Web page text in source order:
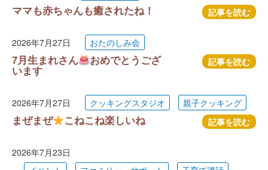
ママも赤ちゃんも癒されたね！ 記事を読む
2026年7月27日 おたのしみ会
7月生まれさん おめでとうござ
います
記事を読む
2026年7月27日 クッキングスタジオ 親子クッキング
まぜまぜ こねこね楽しいね 記事を読む
2026年7月23日